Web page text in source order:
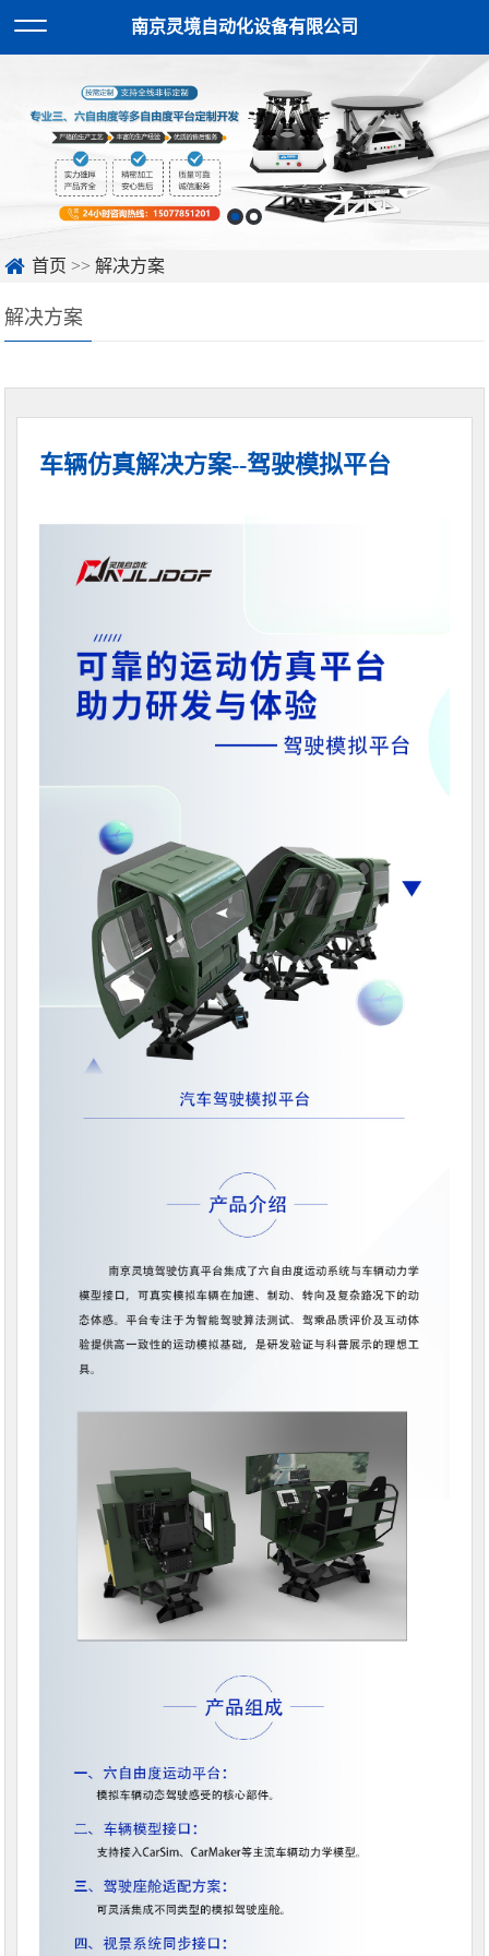
南京灵境自动化设备有限公司
首页 >>解决方案
解决方案
车辆仿真解决方案--驾驶模拟平台